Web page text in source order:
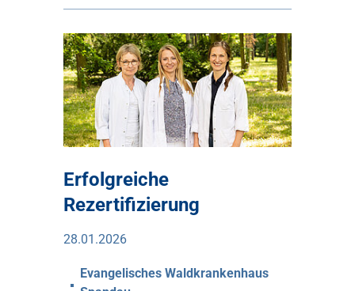
Erfolgreiche
Rezertifizierung
28.01.2026
Evangelisches Waldkrankenhaus